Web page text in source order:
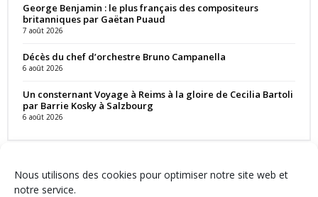
Nous utilisons des cookies pour optimiser notre site web et
notre service.
George Benjamin : le plus français des compositeurs
britanniques par Gaëtan Puaud
7 août 2026
Décès du chef d’orchestre Bruno Campanella
6 août 2026
Un consternant Voyage à Reims à la gloire de Cecilia Bartoli
par Barrie Kosky à Salzbourg
6 août 2026